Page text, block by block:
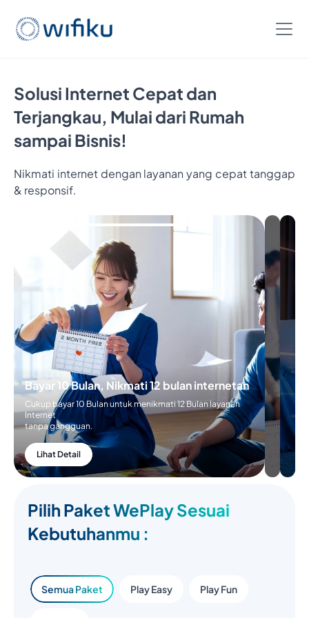
Solusi Internet Cepat dan
Terjangkau, Mulai dari Rumah
sampai Bisnis!
Nikmati internet dengan layanan yang cepat tanggap
& responsif.
Bayar 10 Bulan, Nikmati 12
bulan internetan
Cukup bayar 10 Bulan untuk
menikmati 12 Bulan layanan Internet
tanpa gangguan.
Lihat Detail
Bayar 5
Bulan,
Internetan
Cukup Bayar 5
Bulan untuk
menikmati 6 Bulan
layanan
internetan
tanpa gangguan
Lihat Detail
Pilih Paket WePlay Sesuai
Kebutuhanmu :
Semua Paket Play Easy Play Fun